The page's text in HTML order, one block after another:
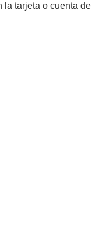
la tarjeta o cuenta de